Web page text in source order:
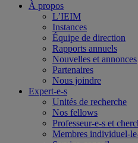
À propos
L’IEIM
Instances
Équipe de direction
Rapports annuels
Nouvelles et annonces
Partenaires
Nous joindre
Expert-e-s
Unités de recherche
Nos fellows
Professeur-e-s et
Membres individuel-